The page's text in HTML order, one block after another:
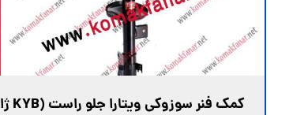
کمک فنر سوزوکی ویتارا جلو راست (KYB ژاپن)